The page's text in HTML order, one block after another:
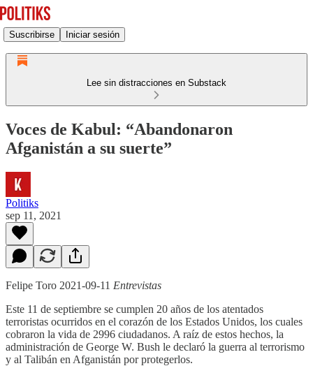
Suscribirse Iniciar sesión
Lee sin distracciones en Substack
Voces de Kabul: “Abandonaron
Afganistán a su suerte”
Politiks
sep 11, 2021
Felipe Toro 2021-09-11 Entrevistas
Este 11 de septiembre se cumplen 20 años de los atentados
terroristas ocurridos en el corazón de los Estados Unidos, los cuales
cobraron la vida de 2996 ciudadanos. A raíz de estos hechos, la
administración de George W. Bush le declaró la guerra al terrorismo
y al Talibán en Afganistán por protegerlos.